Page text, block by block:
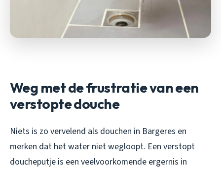
Weg met de frustratie van een
verstopte douche
Niets is zo vervelend als douchen in Bargeres en
merken dat het water niet wegloopt. Een verstopt
doucheputje is een veelvoorkomende ergernis in